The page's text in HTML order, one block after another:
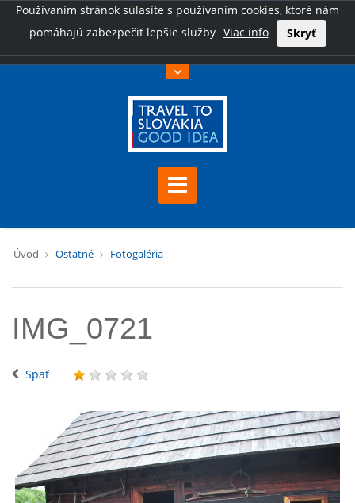
Používaním stránok súlasíte s používaním cookies, ktoré nám
pomáhajú zabezpečiť lepšie služby Viac info Skryť
Úvod Ostatné Fotogaléria
IMG_0721
Späť